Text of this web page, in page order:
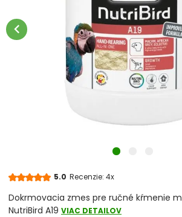
Pochúťky pre vtákov
Napájačky, krmítka
Antiparazitárne prípravky
chevron_left
5.0 Recenzie: 4x
Dokrmovacia zmes pre ručné kŕmenie
NutriBird A19 VIAC DETAILOV